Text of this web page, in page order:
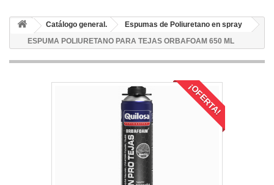
Catálogo general.
Espumas de Poliuretano en spray
ESPUMA POLIURETANO PARA TEJAS ORBAFOAM 650 ML
¡OFERTA!